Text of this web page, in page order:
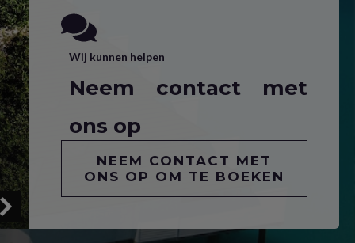
Wij kunnen helpen
Neem contact met
ons op
NEEM CONTACT MET
ONS OP OM TE BOEKEN